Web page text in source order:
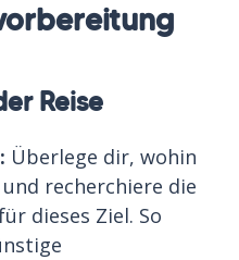
Reise
Überlege dir, wohin
recherchiere die
dieses Ziel. So